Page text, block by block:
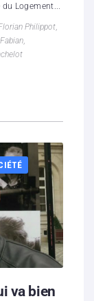
Logement...
Philippot,
,
va bien